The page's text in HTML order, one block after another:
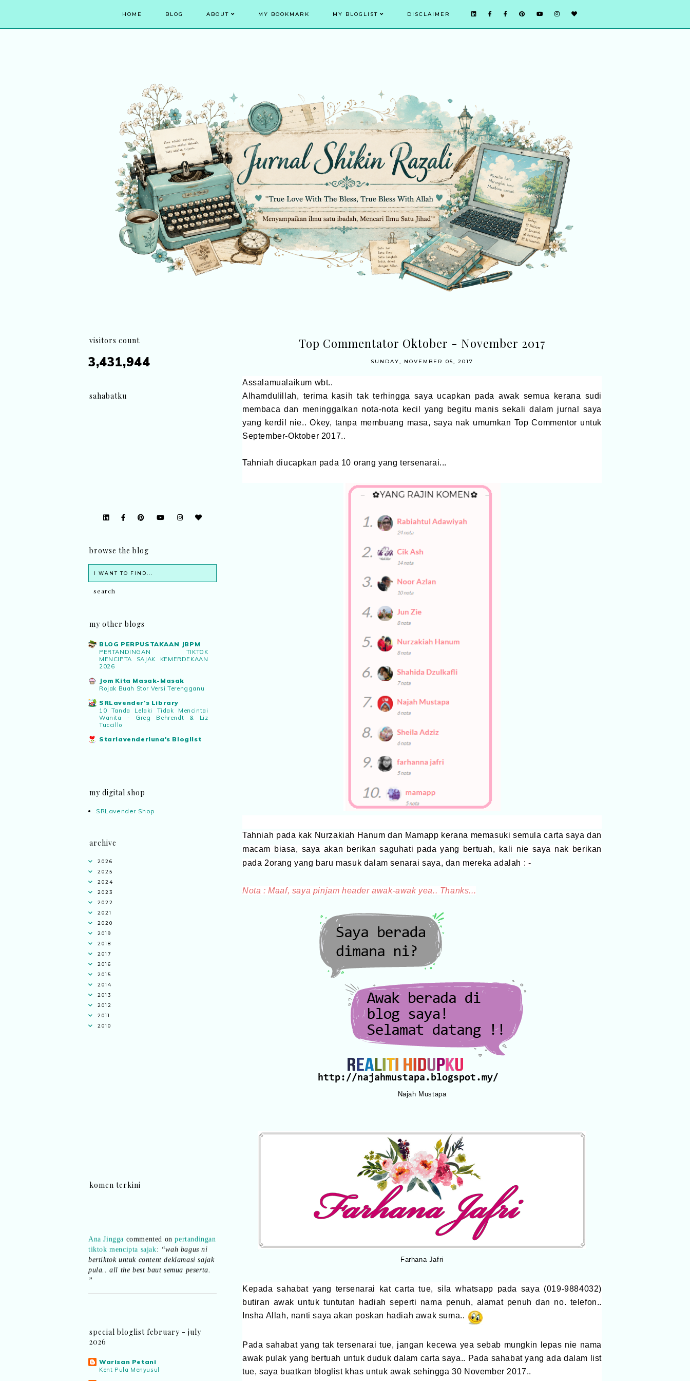
HOME BLOG ABOUT MY BOOKMARK MY BLOGLIST DISCLAIMER
Top Commentator Oktober - November 2017
SUNDAY, NOVEMBER 05, 2017
Assalamualaikum wbt..
Alhamdulillah, terima kasih tak terhingga saya ucapkan pada awak semua kerana sudi
membaca dan meninggalkan nota-nota kecil yang begitu manis sekali dalam jurnal saya
yang kerdil nie.. Okey, tanpa membuang masa, saya nak umumkan Top Commentor untuk
September-Oktober 2017..
Tahniah diucapkan pada 10 orang yang tersenarai...
Tahniah pada kak Nurzakiah Hanum dan Mamapp kerana memasuki semula carta saya dan
macam biasa, saya akan berikan saguhati pada yang bertuah, kali nie saya nak berikan
pada 2orang yang baru masuk dalam senarai saya, dan mereka adalah : -
Nota : Maaf, saya pinjam header awak-awak yea.. Thanks...
Najah Mustapa
Farhana Jafri
Kepada sahabat yang tersenarai kat carta tue, sila whatsapp pada saya (019-9884032)
butiran awak untuk tuntutan hadiah seperti nama penuh, alamat penuh dan no. telefon..
Insha Allah, nanti saya akan poskan hadiah awak suma..
Pada sahabat yang tak tersenarai tue, jangan kecewa yea sebab mungkin lepas nie nama
awak pulak yang bertuah untuk duduk dalam carta saya.. Pada sahabat yang ada dalam list
tue, saya buatkan bloglist khas untuk awak sehingga 30 November 2017..
visitors count
3,431,944
sahabatku
browse the blog
my other blogs
BLOG PERPUSTAKAAN JBPM
PERTANDINGAN TIKTOK
MENCIPTA SAJAK KEMERDEKAAN
2026
Jom Kita Masak-Masak
Rojak Buah Stor Versi Terengganu
SRLavender's Library
10 Tanda Lelaki Tidak Mencintai
Wanita - Greg Behrendt & Liz
Tuccillo
Starlavenderluna's Bloglist
my digital shop
SRLavender Shop
archive
2026
2025
2024
2023
2022
2021
2020
2019
2018
2017
2016
2015
2014
2013
2012
2011
2010
komen terkini
tiktok mencipta sajak:“wah bagus ni
bertiktok untuk content deklamasi sajak
pula.. all the best baut semua peserta.
”
Syaz Rahimcommented ondari idea ke
dan teknologi digital terbaik!”
Syaz Rahim commented on
pertandingan tiktok mencipta sajak
special bloglist february - july
2026
Warisan Petani
Kent Pula Menyusul